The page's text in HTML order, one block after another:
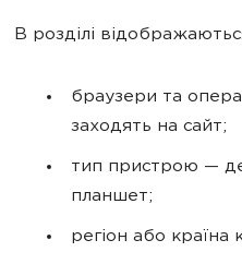
В розділі
браузери та
заходять на сайт;
тип пристрою —
планшет;
регіон або країна